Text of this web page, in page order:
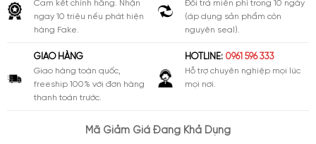
Cam kết chính hãng. Nhận
ngay 10 triệu nếu phát hiện
hàng Fake.
Đổi trả miễn phí trong 10 ngày
(áp dụng sản phẩm còn
nguyên seal).
GIAO HÀNG
Giao hàng toàn quốc,
freeship 100% với đơn hàng
thanh toán trước.
HOTLINE: 0961 596 333
Hỗ trợ chuyên nghiệp mọi lúc
mọi nơi.
Mã Giảm Giá Đang Khả Dụng